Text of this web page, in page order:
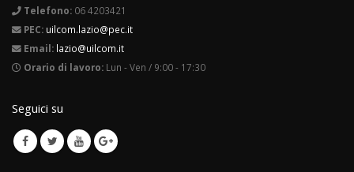
Indirizzo:
Via Palestro 3, 00185 Roma
Telefono:
06 4203421
PEC:
uilcom.lazio@pec.it
Email:
lazio@uilcom.it